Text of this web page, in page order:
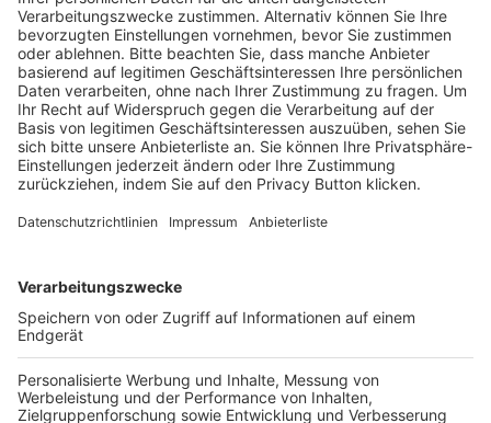
Schulungsangebot Vereinsmitarbeiter
BFV-Geschäftsstellen
Trainerbörse
Login SpielPlus
FOLGE DEM BFV
TOP-VEREINE